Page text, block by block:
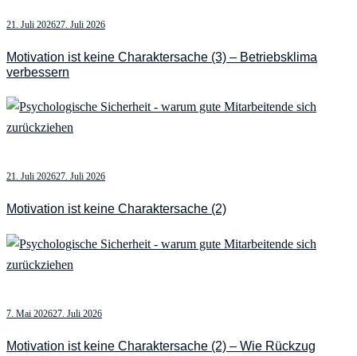
21. Juli 202627. Juli 2026
Motivation ist keine Charaktersache (3) – Betriebsklima
verbessern
21. Juli 202627. Juli 2026
Motivation ist keine Charaktersache (2)
7. Mai 202627. Juli 2026
Motivation ist keine Charaktersache (2) – Wie Rückzug